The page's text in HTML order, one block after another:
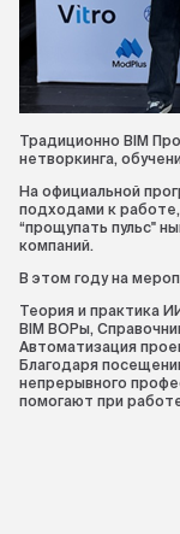
Традиционно BIM
нетворкинга,
На официальной
подходами к
“прощупать пульс"
компаний.
В этом году на
Теория и практика
BIM ВОРы,
Автоматизация
Благодаря
непрерывного
помогают при